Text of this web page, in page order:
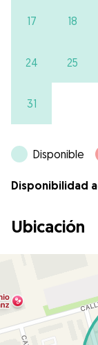
17 18
24 25
31
Disponible
Disponibilidad
Ubicación